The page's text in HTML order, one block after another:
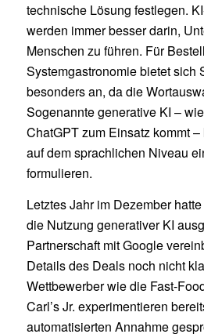
technische Lösung festlegen.
werden immer besser darin,
Menschen zu führen. Für
Systemgastronomie bietet sich
besonders an, da die
Sogenannte generative KI –
ChatGPT zum Einsatz kommt
auf dem sprachlichen Niveau
formulieren.
Letztes Jahr im Dezember
die Nutzung generativer KI
Partnerschaft mit Google
Details des Deals noch nicht
Wettbewerber wie die Fast-
Carl’s Jr. experimentieren
automatisierten Annahme